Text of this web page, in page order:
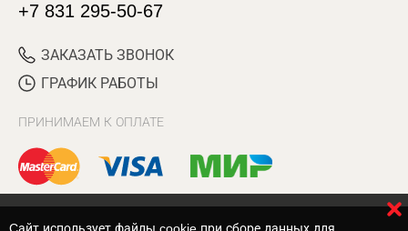
+7 831 295-50-67
ЗАКАЗАТЬ ЗВОНОК
ГРАФИК РАБОТЫ
ПРИНИМАЕМ К ОПЛАТЕ